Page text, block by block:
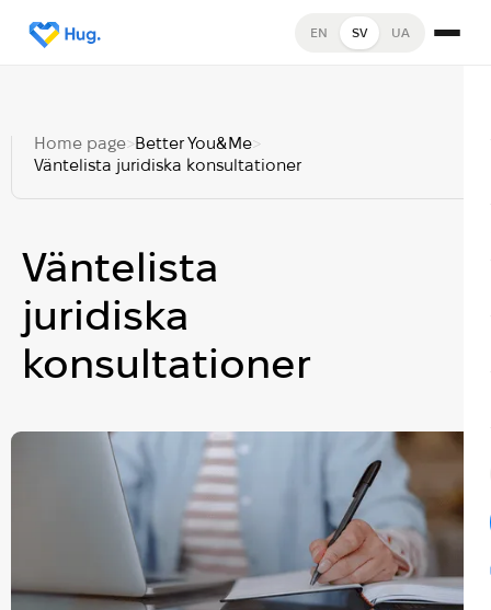
EN SV UA
Home page>Better You&Me>
Väntelista juridiska konsultationer
Väntelista
juridiska
konsultationer